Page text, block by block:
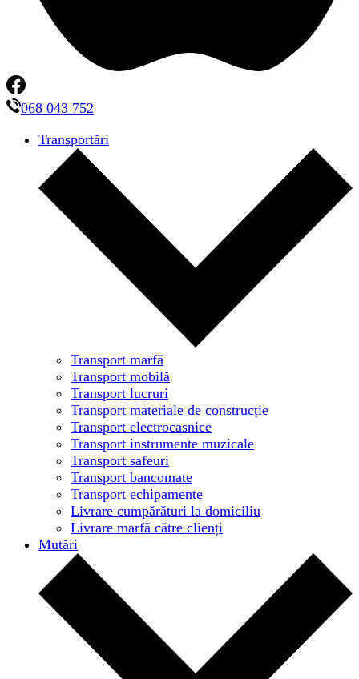
068 043 752
Transportări
Transport marfă
Transport mobilă
Transport lucruri
Transport materiale de construcție
Transport electrocasnice
Transport instrumente muzicale
Transport safeuri
Transport bancomate
Transport echipamente
Livrare cumpărături la domiciliu
Livrare marfă către clienți
Mutări